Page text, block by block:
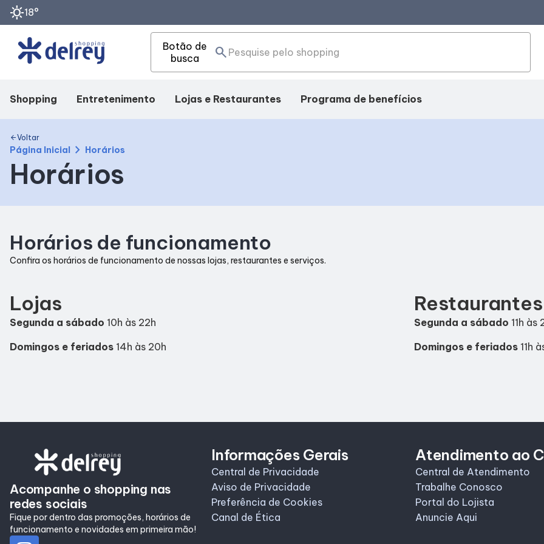
sunny18°
Botão de
busca
search
Shopping
Mapa Interno
Facilidades
Como Chegar
Horários
Entretenimento
Eventos
Fique por dentro
Lojas e Restaurantes Programa de benefícios
arrow_backVoltar
Página Inicial chevron_right Horários
Horários
Horários de funcionamento
Confira os horários de funcionamento de nossas lojas, restaurantes e serviços.
Lojas
Segunda a sábado 10h às 22h
Domingos e feriados 14h às 20h
Restaurantes
Segunda a sábado 11h às
Domingos e feriados 11h
Acompanhe o shopping nas
redes sociais
Fique por dentro das promoções, horários de
funcionamento e novidades em primeira mão!
Informações Gerais
Central de Privacidade
Aviso de Privacidade
Preferência de Cookies
Canal de Ética
Atendimento ao
Central de Atendimento
Trabalhe Conosco
Portal do Lojista
Anuncie Aqui